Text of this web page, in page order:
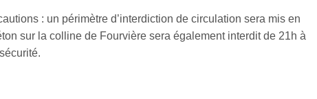
: un périmètre d’interdiction de circulation sera mis en
sur la colline de Fourvière sera également interdit de 21h à